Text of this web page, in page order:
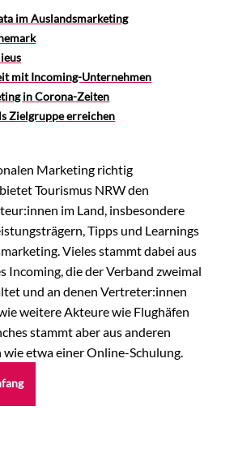
im Auslandsmarketing
mit Incoming-Unternehmen
in Corona-Zeiten
Zielgruppe erreichen
Marketing richtig
Tourismus NRW den
im Land, insbesondere
Tipps und Learnings
Vieles stammt dabei aus
Incoming, die der Verband zweimal
und an denen Vertreter:innen
weitere Akteure wie Flughäfen
stammt aber aus anderen
etwa einer Online-Schulung.